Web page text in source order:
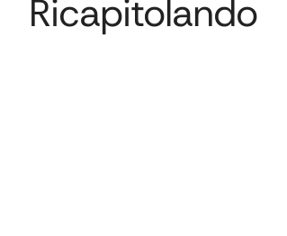
Ricapitolando